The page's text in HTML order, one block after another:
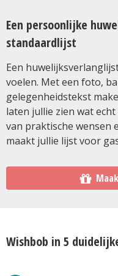
Een persoonlijke
standaardlijst
Een
voelen. Met een foto,
gelegenheidstekst
laten jullie zien wat
van praktische wensen
maakt jullie lijst voor
Wishbob in 5